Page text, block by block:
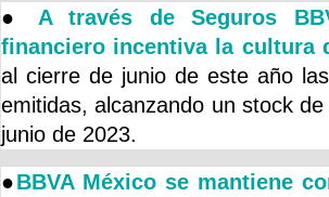
●
A través de Seguros
financiero incentiva la cultura
al cierre de junio de este año
emitidas, alcanzando un stock
junio de 2023.
●BBVA México se mantiene